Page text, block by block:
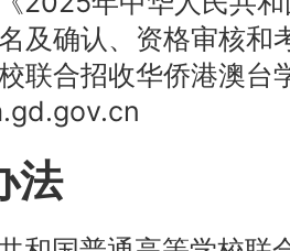
及确认、资格审核
联合招收华侨港澳
法